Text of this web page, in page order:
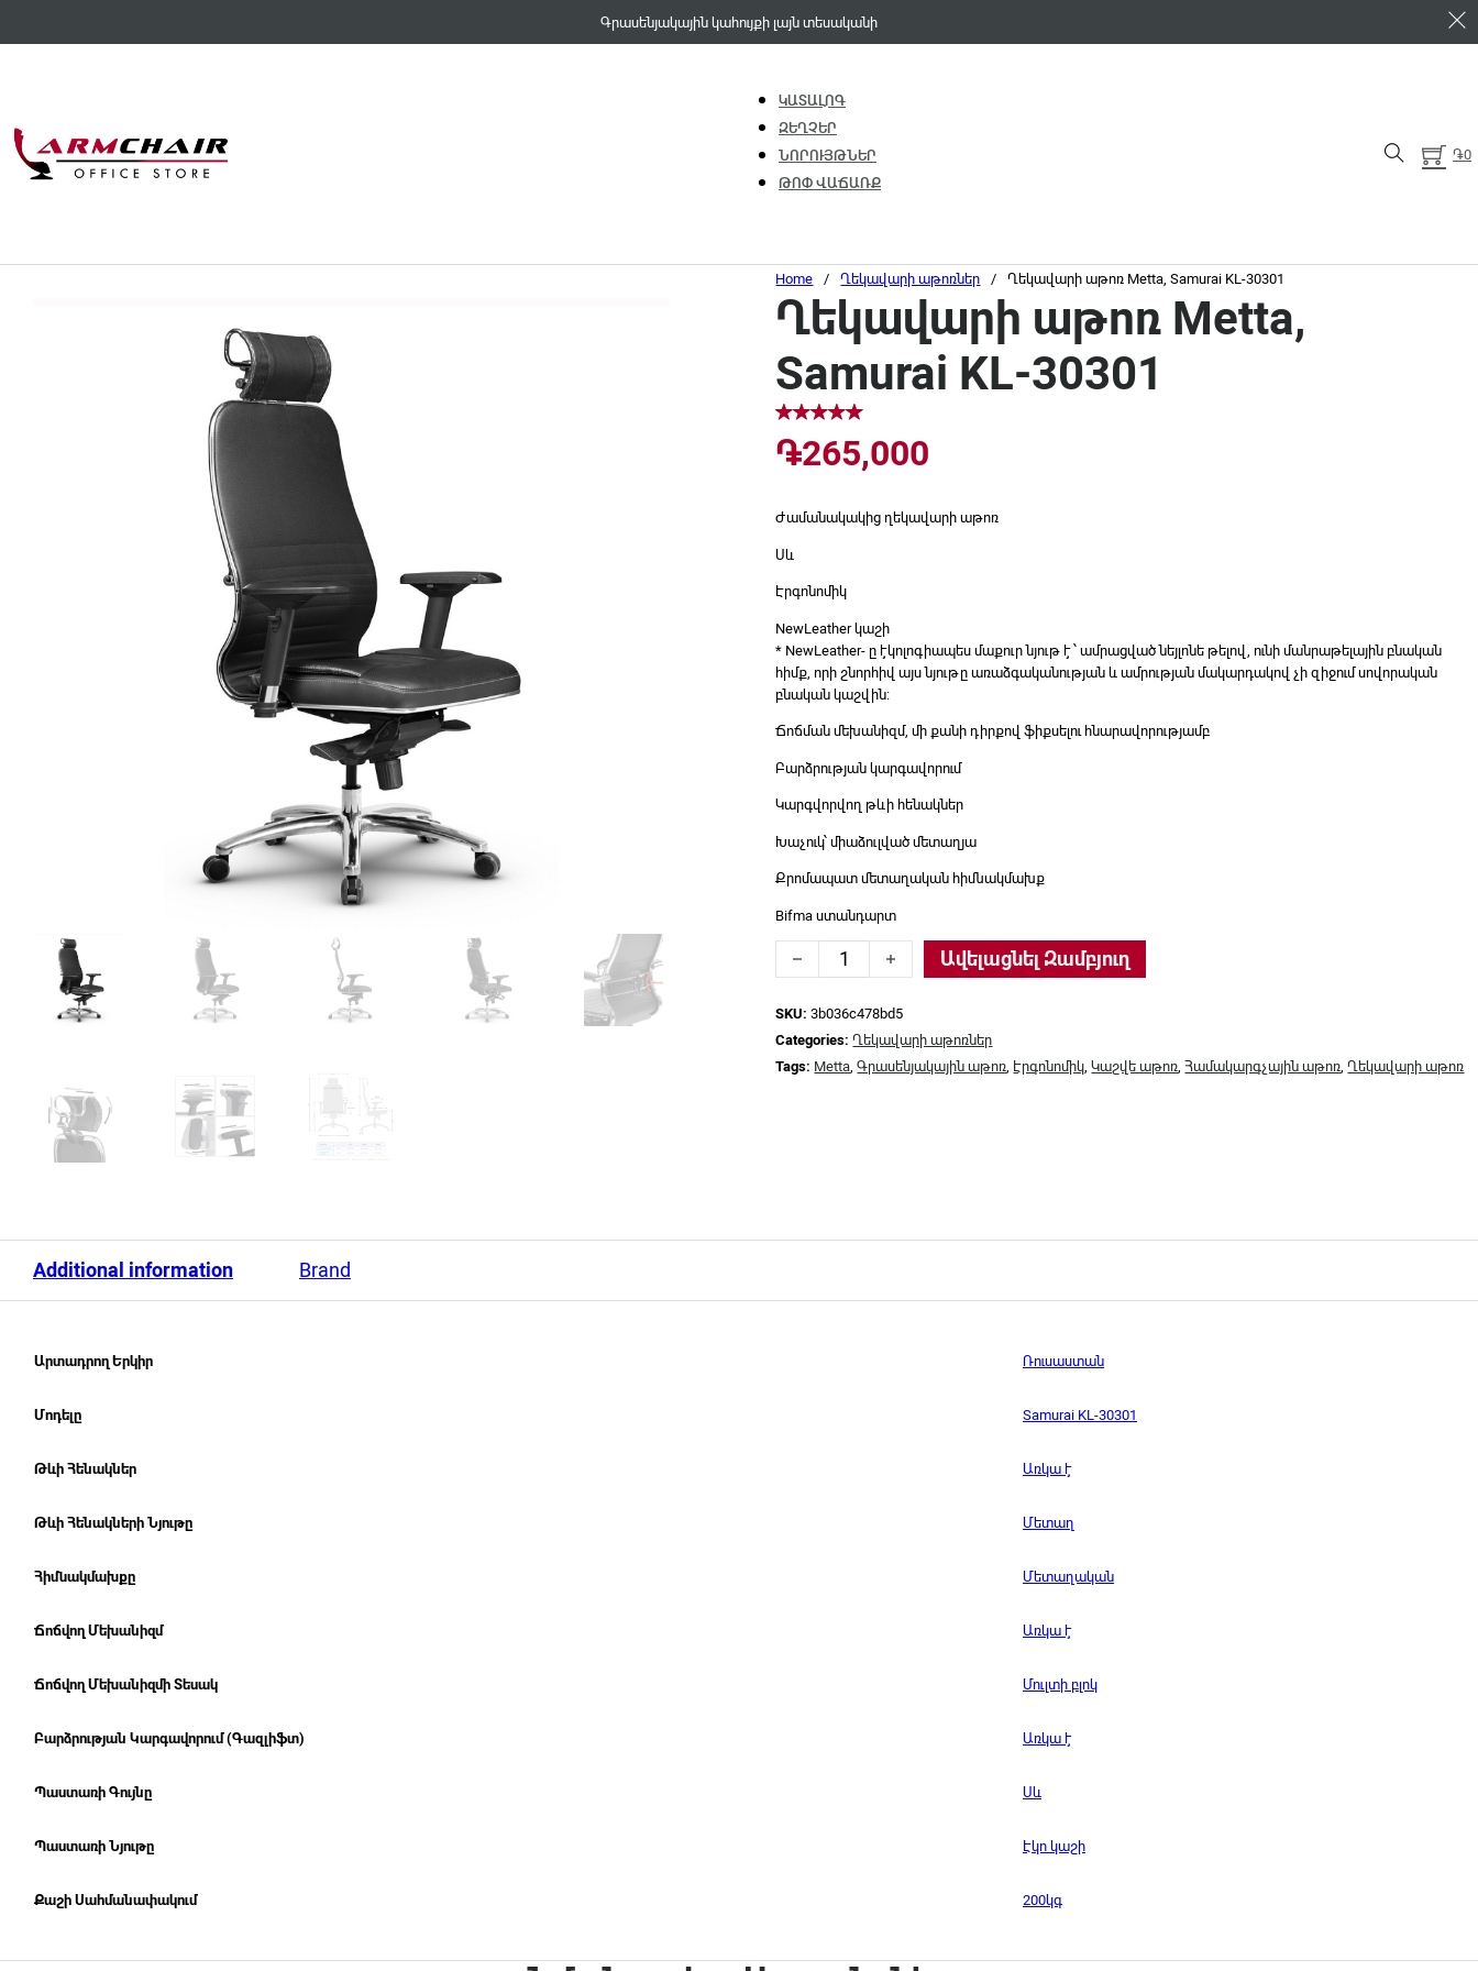
Գրասենյակային կահույքի լայն տեսականի
ԿԱՏԱԼՈԳ
ԶԵՂՉԵՐ
ՆՈՐՈՒՅԹՆԵՐ
ԹՈՓ ՎԱՃԱՌՔ
֏0
Home / Ղեկավարի աթոռներ / Ղեկավարի աթոռ Metta, Samurai KL-30301
Ղեկավարի աթոռ Metta,
Samurai KL-30301
֏265,000
Ժամանակակից ղեկավարի աթոռ
Սև
Էրգոնոմիկ
NewLeather կաշի
* NewLeather- ը էկոլոգիապես մաքուր նյութ է ՝ ամրացված նեյլոնե թելով, ունի մանրաթելային բնական
հիմք, որի շնորհիվ այս նյութը առաձգականության և ամրության մակարդակով չի զիջում սովորական
բնական կաշվին:
Ճոճման մեխանիզմ, մի քանի դիրքով ֆիքսելու հնարավորությամբ
Բարձրության կարգավորում
Կարգվորվող թևի հենակներ
Խաչուկ՝ միաձուլված մետաղյա
Քրոմապատ մետաղական հիմնակմախք
Bifma ստանդարտ
Ղեկավարի աթոռ Metta, Samurai KL-30301 quantity
Ավելացնել Զամբյուղ
SKU:3b036c478bd5
Categories:Ղեկավարի աթոռներ
Tags: Metta ,Գրասենյակային աթոռ Էրգոնոմիկ ,Կաշվե աթոռ ,Համակարգչային աթոռ ,Ղեկավարի աթոռ
Additional information Brand
Արտադրող Երկիր Ռուսաստան
Մոդելը Samurai KL-30301
Թևի Հենակներ Առկա է
Թևի Հենակների Նյութը Մետաղ
Հիմնակմախքը Մետաղական
Ճոճվող Մեխանիզմ Առկա է
Ճոճվող Մեխանիզմի Տեսակ Մուլտի բլոկ
Բարձրության Կարգավորում (Գազլիֆտ) Առկա է
Պաստառի Գույնը Սև
Պաստառի Նյութը Էկո կաշի
Քաշի Սահմանափակում 200կգ